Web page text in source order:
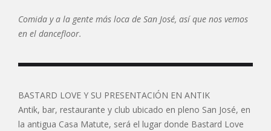
Comida y a la gente más loca de San José, así que nos vemos
en el dancefloor.
BASTARD LOVE Y SU PRESENTACIÓN EN ANTIK
Antik, bar, restaurante y club ubicado en pleno San José, en
la antigua Casa Matute, será el lugar donde Bastard Love